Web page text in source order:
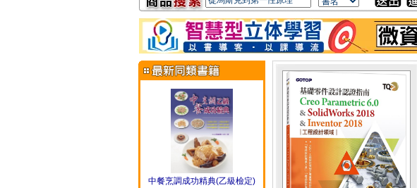
中餐烹調成功精典(乙級檢定)